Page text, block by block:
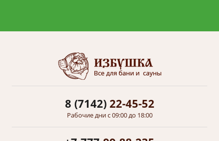
8 (7142)22-45-52
Рабочие дни с 09:00 до 18:00